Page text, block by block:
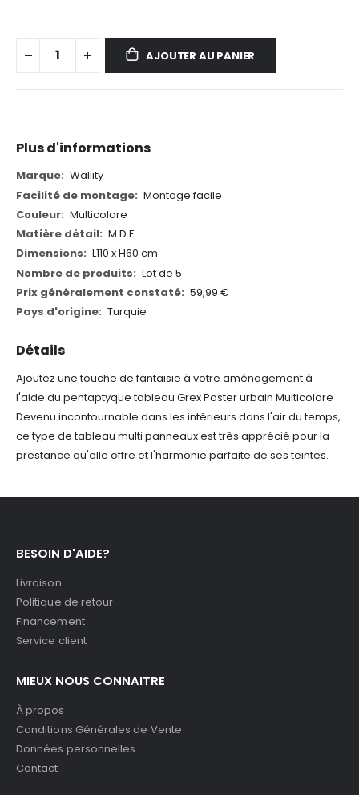
AJOUTER AU PANIER
Détails
Ajoutez une touche de fantaisie à votre aménagement à
l'aide du pentaptyque tableau Grex Poster urbain Multicolore .
Devenu incontournable dans les intérieurs dans l'air du temps,
ce type de tableau multi panneaux est très apprécié pour la
prestance qu'elle offre et l'harmonie parfaite de ses teintes.
Plus d'informations
Plus
d'informations
Wallity
Montage facile
Multicolore
M.D.F
L110 x H60 cm
Lot de 5
59,99 €
Turquie
BESOIN D'AIDE?
Livraison
Politique de retour
Financement
Service client
MIEUX NOUS CONNAITRE
À propos
Conditions Générales de Vente
Données personnelles
Contact